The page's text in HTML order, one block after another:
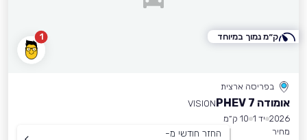
1
בפריסה ארצית
אומודה 7 PHEV
VISION
2026 יד 1
10 ק״מ
מחיר
החזר חודשי מ-
ק״מ נמוך במיוחד